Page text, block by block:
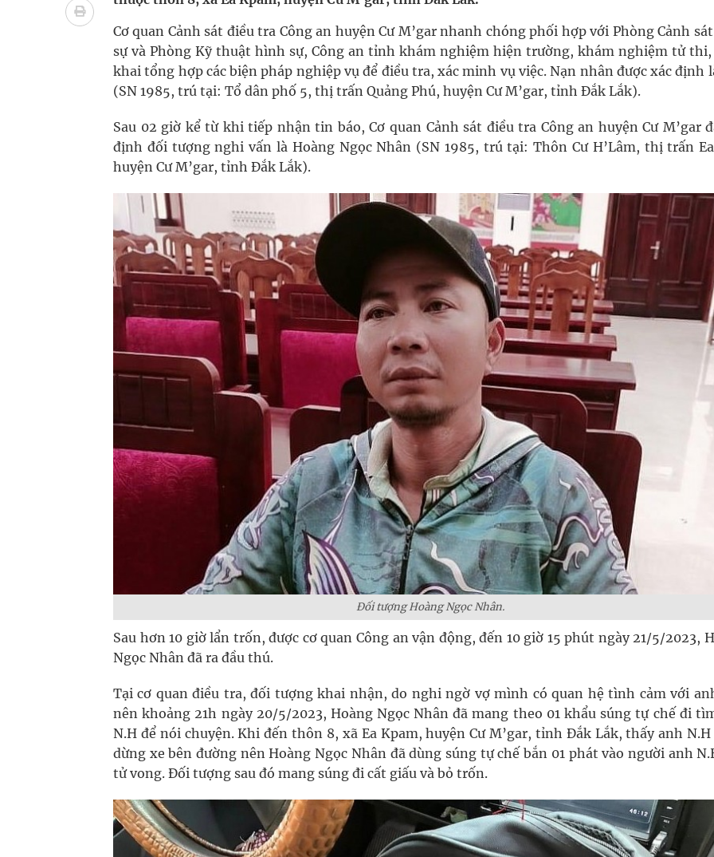
Quan Bằng Chứng Dược Lý Và Cơ Chế Phân Tử
Xây dựng bản đồ mạng lưới cấp cứu ngoại viện toàn quốc
Dự báo thời tiết ngày 08/8/2026: Bắc Bộ nắng nóng, nhiệt độ cao nhất 35 độ
Đắk Lắk: Đẩy nhanh tiến độ khám sức khỏe định kỳ, khám sàng lọc cho người dân
Tổng hợp những cách trị thâm body nách, bẹn, mông cực hiệu quả
Cơ quan Cảnh sát điều tra Công an huyện Cư M’gar nhanh chóng phối hợp với Phòng Cảnh
sự và Phòng Kỹ thuật hình sự, Công an tỉnh khám nghiệm hiện trường, khám nghiệm tử
khai tổng hợp các biện pháp nghiệp vụ để điều tra, xác minh vụ việc. Nạn nhân được xác định
(SN 1985, trú tại: Tổ dân phố 5, thị trấn Quảng Phú, huyện Cư M’gar, tỉnh Đắk Lắk).
Sau 02 giờ kể từ khi tiếp nhận tin báo, Cơ quan Cảnh sát điều tra Công an huyện Cư M’gar
định đối tượng nghi vấn là Hoàng Ngọc Nhân (SN 1985, trú tại: Thôn Cư H’Lâm, thị trấn
huyện Cư M’gar, tỉnh Đắk Lắk).
Đối tượng Hoàng Ngọc Nhân.
Sau hơn 10 giờ lẩn trốn, được cơ quan Công an vận động, đến 10 giờ 15 phút ngày 21/5/2023,
Ngọc Nhân đã ra đầu thú.
Tại cơ quan điều tra, đối tượng khai nhận, do nghi ngờ vợ mình có quan hệ tình cảm với
nên khoảng 21h ngày 20/5/2023, Hoàng Ngọc Nhân đã mang theo 01 khẩu súng tự chế đi
N.H để nói chuyện. Khi đến thôn 8, xã Ea Kpam, huyện Cư M’gar, tỉnh Đắk Lắk, thấy anh N.H
dừng xe bên đường nên Hoàng Ngọc Nhân đã dùng súng tự chế bắn 01 phát vào người anh
tử vong. Đối tượng sau đó mang súng đi cất giấu và bỏ trốn.